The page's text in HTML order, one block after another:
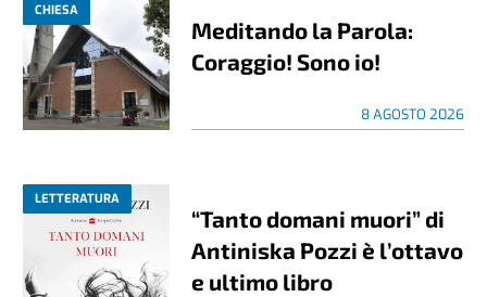
CHIESA
Meditando la Parola:
Coraggio! Sono io!
8 AGOSTO 2026
LETTERATURA
“Tanto domani muori” di
Antiniska Pozzi è l’ottavo
e ultimo libro